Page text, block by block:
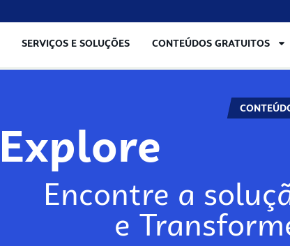
SERVIÇOS E SOLUÇÕES CONTEÚDOS GRATUITOS
Explore
Encontre a
e